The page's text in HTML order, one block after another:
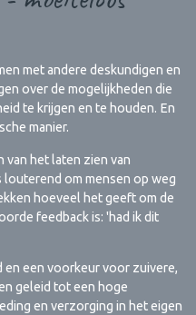
met andere deskundigen en
over de mogelijkheden die
te krijgen en te houden. En
manier.
van het laten zien van
louterend om mensen op weg
hoeveel het geeft om de
feedback is: 'had ik dit
een voorkeur voor zuivere,
geleid tot een hoge
en verzorging in het eigen